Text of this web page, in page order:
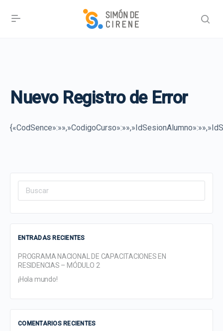
Nuevo Registro de Error
Search
ENTRADAS RECIENTES
PROGRAMA NACIONAL DE CAPACITACIONES EN
RESIDENCIAS – MÓDULO 2
¡Hola mundo!
COMENTARIOS RECIENTES